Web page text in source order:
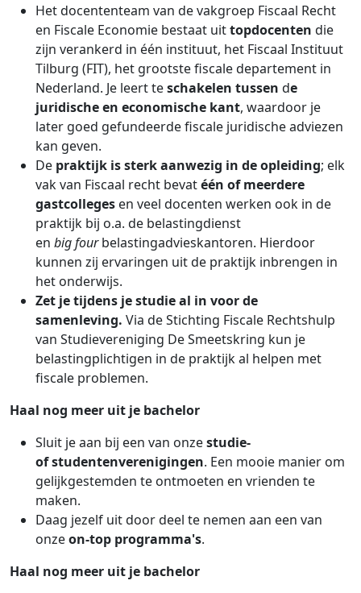
Het docententeam van de vakgroep Fiscaal Recht
en Fiscale Economie bestaat uittopdocenten die
zijn verankerd in één instituut, het Fiscaal Instituut
Tilburg (FIT), het grootste fiscale departement in
Nederland. Je leert teschakelen tussen de
juridische en economische kant, waardoor je
later goed gefundeerde fiscale juridische adviezen
kan geven.
De praktijk is sterk aanwezig in de opleiding; elk
vak van Fiscaal recht bevatéén of meerdere
gastcolleges en veel docenten werken ook in de
praktijk bij o.a. de belastingdienst
en big fourbelastingadvieskantoren. Hierdoor
kunnen zij ervaringen uit de praktijk inbrengen in
het onderwijs.
Zet je tijdens je studie al in voor de
samenleving. Via de Stichting Fiscale Rechtshulp
van Studievereniging De Smeetskring kun je
belastingplichtigen in de praktijk al helpen met
fiscale problemen.
Haal nog meer uit je bachelor
Sluit je aan bij een van onzestudie-
ofstudentenverenigingen. Een mooie manier om
gelijkgestemden te ontmoeten en vrienden te
maken.
Daag jezelf uit door deel te nemen aan een van
onzeon-top programma's.
Haal nog meer uit je bachelor